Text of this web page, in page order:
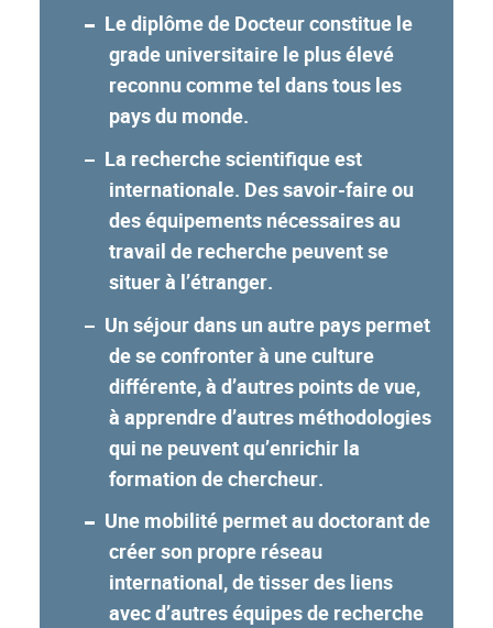
Le diplôme de Docteur constitue le
grade universitaire le plus élevé
reconnu comme tel dans tous les
pays du monde.
La recherche scientifique est
internationale. Des savoir-faire ou
des équipements nécessaires au
travail de recherche peuvent se
situer à l’étranger.
Un séjour dans un autre pays permet
de se confronter à une culture
différente, à d’autres points de vue,
à apprendre d’autres méthodologies
qui ne peuvent qu’enrichir la
formation de chercheur.
Une mobilité permet au doctorant de
créer son propre réseau
international, de tisser des liens
avec d’autres équipes de recherche